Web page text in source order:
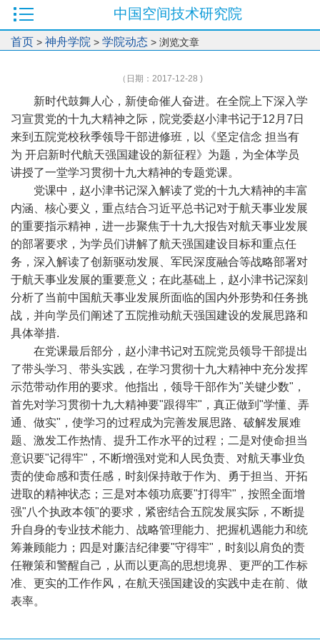
中国空间技术研究院
首页 > 神舟学院 > 学院动态 > 浏览文章
（日期：2017-12-28 )
新时代鼓舞人心，新使命催人奋进。在全院上下深入学
习宣贯党的十九大精神之际，院党委赵小津书记于12 月 7 日
来到五院党校秋季领导干部进修班，以《坚定信念 担当有
为 开启新时代航天强国建设的新征程》为题，为全体学员
讲授了一堂学习贯彻十九大精神的专题党课。
党课中，赵小津书记深入解读了党的十九大精神的丰富
内涵、核心要义，重点结合习近平总书记对于航天事业发展
的重要指示精神，进一步聚焦于十九大报告对航天事业发展
的部署要求，为学员们讲解了航天强国建设目标和重点任
务，深入解读了创新驱动发展、军民深度融合等战略部署对
于航天事业发展的重要意义；在此基础上，赵小津书记深刻
分析了当前中国航天事业发展所面临的国内外形势和任务挑
战，并向学员们阐述了五院推动航天强国建设的发展思路和
具体举措.
在党课最后部分，赵小津书记对五院党员领导干部提出
了带头学习、带头实践，在学习贯彻十九大精神中充分发挥
示范带动作用的要求。他指出，领导干部作为"关键少数" ，
首先对学习贯彻十九大精神要"跟得牢" ，真正做到 "学懂、弄
通、做实" ，使学习的过程成为完善发展思路、破解发展难
题、激发工作热情、提升工作水平的过程；二是对使命担当
意识要"记得牢" ，不断增强对党和人民负责、对航天事业负
责的使命感和责任感，时刻保持敢于作为、勇于担当、开拓
进取的精神状态；三是对本领功底要"打得牢" ，按照全面增
强"八个执政本领"的要求，紧密结合五院发展实际，不断提
升自身的专业技术能力、战略管理能力、把握机遇能力和统
筹兼顾能力；四是对廉洁纪律要"守得牢" ，时刻以肩负的责
任鞭策和警醒自己，从而以更高的思想境界、更严的工作标
准、更实的工作作风，在航天强国建设的实践中走在前、做
表率。